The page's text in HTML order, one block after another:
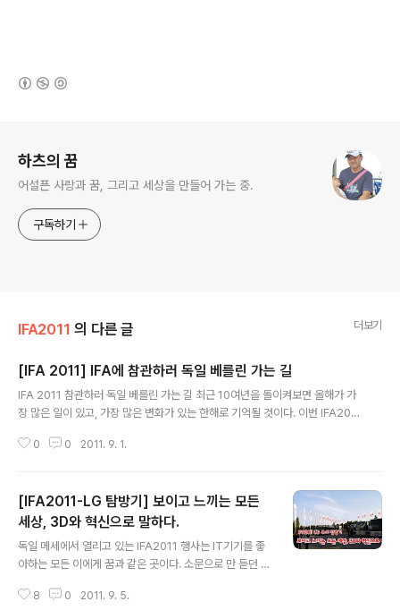
하츠의 꿈
어설픈 사랑과 꿈, 그리고 세상을 만들어 가는 중.
구독하기
IFA2011 의 다른 글 더보기
[IFA 2011] IFA에 참관하러 독일 베를린 가는 길
IFA 2011 참관하러 독일 베를린 가는 길 최근 10여년을 돌이켜보면 올해가 가
장 많은 일이 있고, 가장 많은 변화가 있는 한해로 기억될 것이다. 이번 IFA201
만 해도 큰 행운이라고 생각했는데, 우수블로거에 선정되어 독일에 가게 될 줄
직장에서는 일본 출장이 많아 귀찮을 때도 있었지만 몇년간 땅바닦에서 만 굴러
다니다보니 비행기를 탄다는 자체가 설레인다. 집에서 멀지 않은 곳에 공항버스
정류장이 있고 그것으로 향했다. 공항버스 정류장에 모처럼 왔지만..
0 0 2011. 9. 1.
[IFA2011-LG 탐방기] 보이고 느끼는 모든
세상, 3D와 혁신으로 말하다.
독일 메세에서 열리고 있는 IFA2011 행사는 IT기기를 좋
아하는 모든 이에게 꿈과 같은 곳이다. 소문으로 만 듣던 전
상을 변화시켜 갈 지 가늠할 수 있는 자리이니 때문이다. 이
8 0 2011. 9. 5.